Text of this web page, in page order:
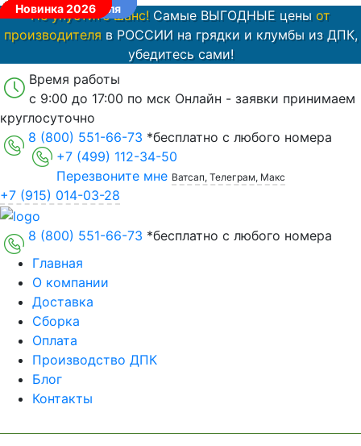
Не упустите шанс! Самые ВЫГОДНЫЕ цены от
производителяв РОССИИ на грядки и клумбы из ДПК,
убедитесь сами!
Время работы
с 9:00 до 17:00 по мск Онлайн - заявки принимаем
круглосуточно
8 (800) 551-66-73 *бесплатно с любого номера
+7 (499) 112-34-50
Перезвоните мне Ватсап, Телеграм, Макс
+7 (915) 014-03-28
8 (800) 551-66-73 *бесплатно с любого номера
Главная
О компании
Доставка
Сборка
Оплата
Производство ДПК
Блог
Контакты
Выбор покупателя
Новинка 2026
Выбор покупателя
Новинка 2026
Хит продаж
Хит продаж
Хит продаж
Хит продаж
Выбор покупателя
Хит продаж
Хит продаж
Новинка 2026
Новинка 2026
Новинка 2026
Новинка 2026